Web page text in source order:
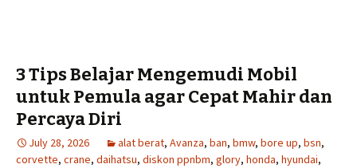
3 Tips Belajar Mengemudi Mobil
untuk Pemula agar Cepat Mahir dan
Percaya Diri
July 28, 2026 alat berat, Avanza, ban, bmw, bore up, bsn,
corvette, crane, daihatsu, diskon ppnbm, glory, honda, hyundai,